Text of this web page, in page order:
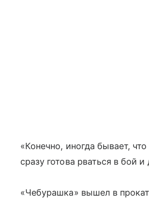
«Конечно, иногда бывает,
сразу готова рваться в бой
«Чебурашка» вышел в